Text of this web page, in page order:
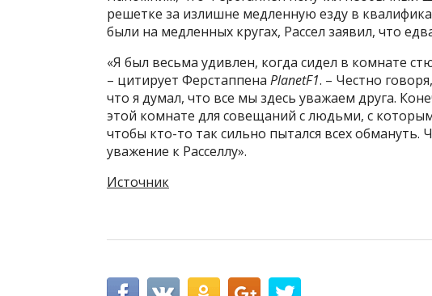
решетке за излишне медленную езду в
были на медленных кругах, Рассел заявил, что
«Я был весьма удивлен, когда сидел в комнате
– цитирует Ферстаппена PlanetF1. – Честно
что я думал, что все мы здесь уважаем друга.
этой комнате для совещаний с людьми, с
чтобы кто-то так сильно пытался всех обмануть.
уважение к Расселлу».
Источник